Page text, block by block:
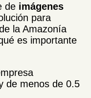
de imágenes
para
la Amazonía
es importante
de menos de 0.5